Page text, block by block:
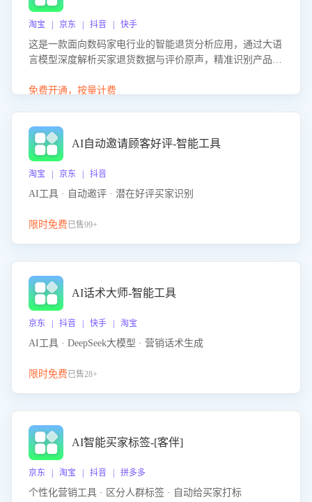
淘宝 | 京东 | 抖音 | 快手
这是一款面向数码家电行业的智能退货分析应用，通过大语
言模型深度解析买家退货数据与评价原声，精准识别产品质
改进建议，通过挖掘用户痛点驱动产品迭代，从根本上降低
免费开通，按量计费
AI自动邀请顾客好评-智能工具
淘宝 | 京东 | 抖音
AI工具 · 自动邀评 · 潜在好评买家识别
限时免费已售99+
AI话术大师-智能工具
京东 | 抖音 | 快手 | 淘宝
AI工具 · DeepSeek大模型 · 营销话术生成
限时免费已售28+
AI智能买家标签-[客伴]
京东 | 淘宝 | 抖音 | 拼多多
个性化营销工具 · 区分人群标签 · 自动给买家打标